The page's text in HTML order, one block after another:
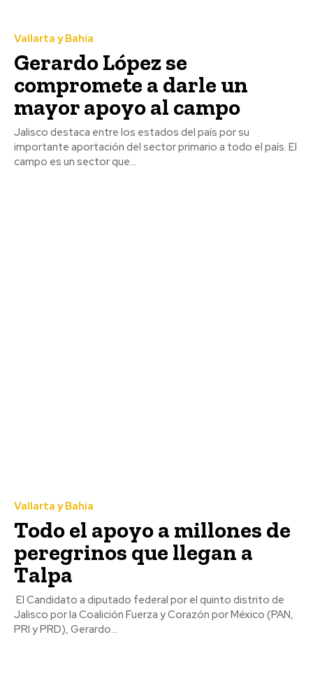
Vallarta y Bahía
Gerardo López se
compromete a darle un
mayor apoyo al campo
Jalisco destaca entre los estados del país por su
importante aportación del sector primario a todo el país. El
campo es un sector que...
Vallarta y Bahía
Todo el apoyo a millones de
peregrinos que llegan a
Talpa
El Candidato a diputado federal por el quinto distrito de
Jalisco por la Coalición Fuerza y Corazón por México (PAN,
PRI y PRD), Gerardo...